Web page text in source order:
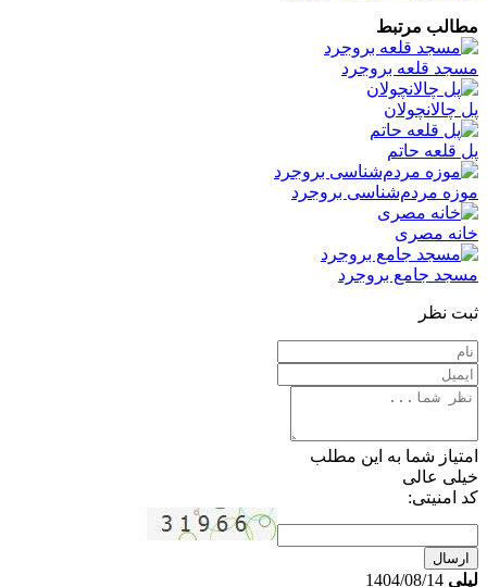
مطالب مرتبط
مسجد قلعه بروجرد
پل چالانچولان
پل قلعه حاتم
موزه مردم‌شناسی بروجرد
خانه مصری
مسجد جامع بروجرد
ثبت نظر
امتیاز شما به این مطلب
خیلی عالی
کد امنیتی:
ارسال
لیلی 1404/08/14